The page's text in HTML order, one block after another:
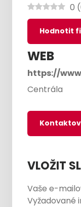
0 (
Hodnotit
WEB
https://
Centrála
VLOŽIT
Vaše e-
Vyžadované